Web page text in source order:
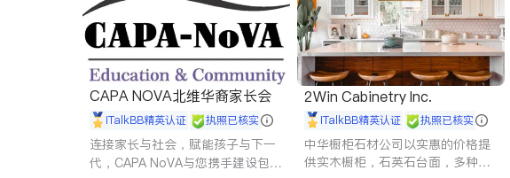
CAPA NOVA北维华裔家长会
iTalkBB精英认证 执照已核实
连接家长与社会，赋能孩子与下一
代，CAPA NoVA与您携手建设包
2Win Cabinetry Inc.
iTalkBB精英认证 执照已核实
中华橱柜石材公司以实惠的价格提
供实木橱柜，石英石台面，多种优